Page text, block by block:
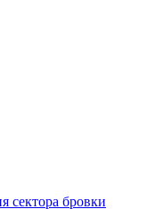
сектора бровки